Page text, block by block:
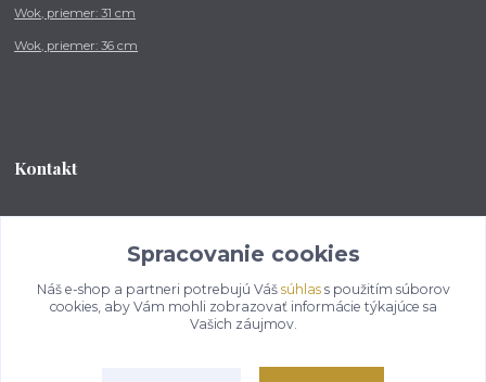
Wok, priemer: 31 cm
Wok, priemer: 36 cm
Kontakt
od 8:00 - do 16:00 hod
info@kotlikovesupravy.sk
Spracovanie cookies
Náš e-shop a partneri potrebujú Váš súhlass použitím súborov
cookies, aby Vám mohli zobrazovať informácie týkajúce sa
Vašich záujmov.